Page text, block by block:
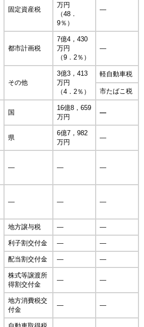
固定資産税
万円
（48．
9％）
―
都市計画税
7億4，430
万円
（9．2％）
―
その他
3億3，413
万円
（4．2％）
軽自動車税
市たばこ税
国
16億8，659
万円
―
県
6億7，982
万円
―
― ― ―
― ― ―
地方譲与税 ― ―
利子割交付金 ― ―
配当割交付金 ― ―
株式等譲渡所
得割交付金
― ―
地方消費税交
付金
― ―